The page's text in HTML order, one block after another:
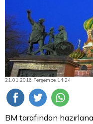
21.01.2016 Perşembe 14:24
BM tarafından